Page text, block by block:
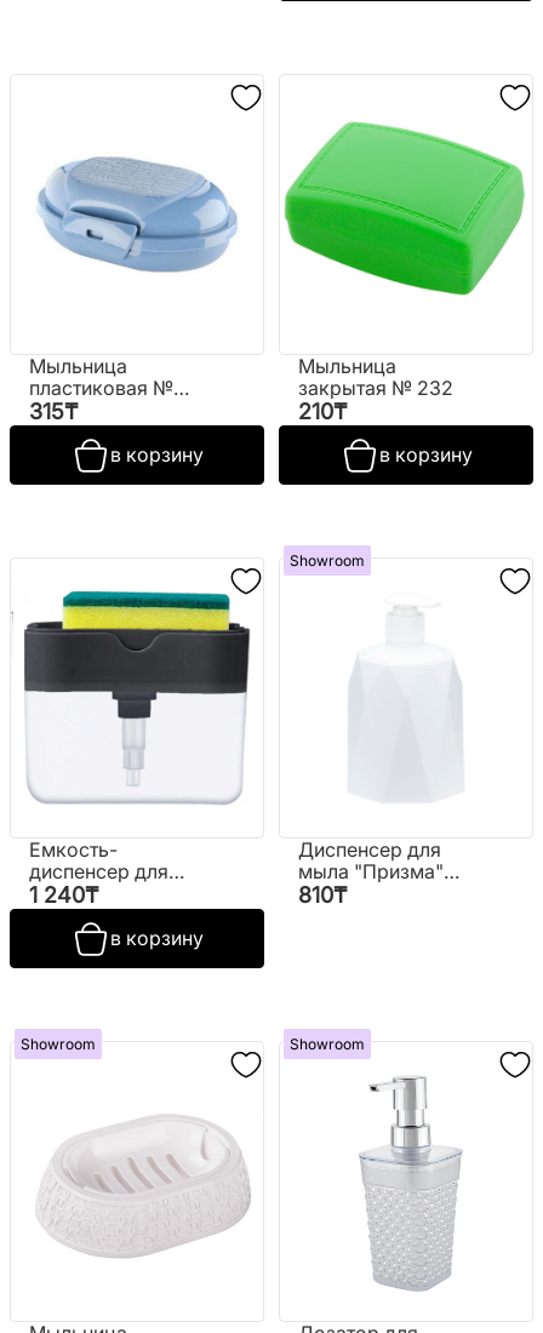
Мыльница
пластиковая №
TP-199
315₸
в корзину
Мыльница
закрытая № 232
210₸
в корзину
Емкость-
диспенсер для
жидкого мыла с
губкой № AK 627
1 240₸
в корзину
Showroom
Диспенсер для
мыла "Призма"
№М 2244
810₸
Showroom Showroom